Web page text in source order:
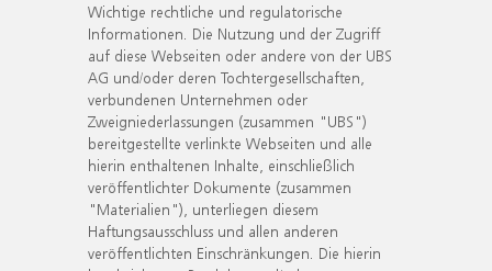
Wichtige rechtliche und regulatorische
Informationen. Die Nutzung und der Zugriff
auf diese Webseiten oder andere von der UBS
AG und/oder deren Tochtergesellschaften,
verbundenen Unternehmen oder
Zweigniederlassungen (zusammen "UBS")
bereitgestellte verlinkte Webseiten und alle
hierin enthaltenen Inhalte, einschließlich
veröffentlichter Dokumente (zusammen
"Materialien"), unterliegen diesem
Haftungsausschluss und allen anderen
veröffentlichten Einschränkungen. Die hierin